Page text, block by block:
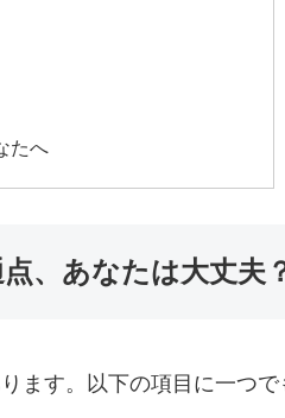
たへ
、あなたは大丈夫
ます。以下の項目に一つで